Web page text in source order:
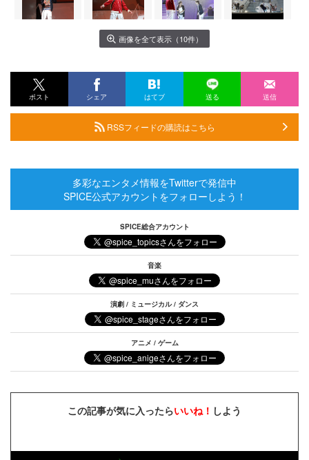
画像を全て表示（10件）
ポスト シェア はてブ 送る 送信
RSSフィードの購読はこちら
多彩なエンタメ情報をTwitterで発信中
SPICE公式アカウントをフォローしよう！
SPICE総合アカウント
音楽
演劇 / ミュージカル / ダンス
アニメ / ゲーム
この記事が気に入ったらいいね！ しよう